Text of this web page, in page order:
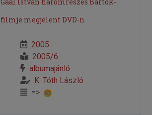
Gaál István háromrészes Bartók-
filmje megjelent DVD-n
2005
2005/6
albumajánló
K. Tóth László
=>